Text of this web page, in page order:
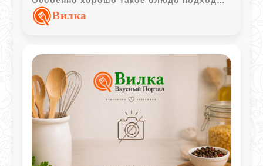
для холодного времени года благодаря
своему яркому вкусу и аромату.
Вилка